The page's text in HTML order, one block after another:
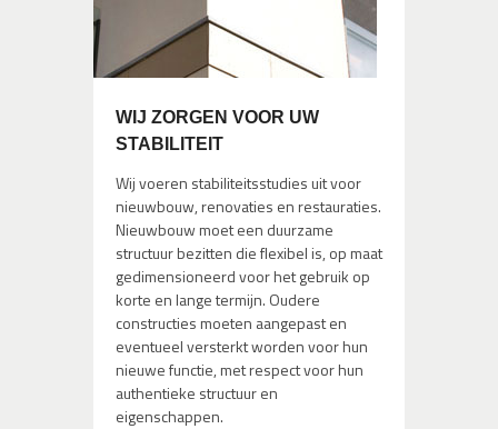
WIJ ZORGEN VOOR UW
STABILITEIT
Wij voeren stabiliteitsstudies uit voor
nieuwbouw, renovaties en restauraties.
Nieuwbouw moet een duurzame
structuur bezitten die flexibel is, op maat
gedimensioneerd voor het gebruik op
korte en lange termijn. Oudere
constructies moeten aangepast en
eventueel versterkt worden voor hun
nieuwe functie, met respect voor hun
authentieke structuur en
eigenschappen.